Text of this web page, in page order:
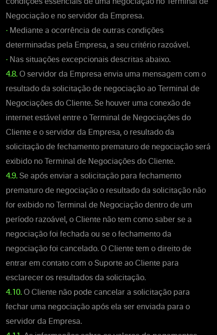
condições essenciais de uma negociação no Terminal de
Negociação e no servidor da Empresa.
• Mediante a ocorrência de outras condições
determinadas pela Empresa, a seu critério razoável.
• Nas situações excepcionais descritas abaixo.
4.8. O servidor da Empresa envia uma mensagem com o
resultado da solicitação de negociação ao Terminal de
Negociações do Cliente. Se houver uma conexão de
internet estável entre o Terminal de Negociações do
Cliente e o servidor da Empresa, o resultado da
solicitação de fechamento prematuro de negociação será
exibido no Terminal de Negociações do Cliente.
4.9. Se após enviar a solicitação para fechamento
prematuro de negociação o resultado da solicitação não
for exibido no Terminal de Negociação dentro de um
período razoável, o Cliente não tem como saber se a
negociação foi fechada ou se o fechamento da
negociação foi cancelado. O Cliente tem o direito de
entrar em contato com o Suporte ao Cliente para
esclarecer os resultados da solicitação.
4.10. O Cliente não pode cancelar a solicitação para
fechar uma negociação após ela ser enviada para o
servidor da Empresa.